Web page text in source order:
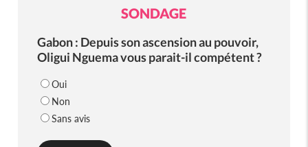
SONDAGE
Gabon : Depuis son ascension au pouvoir,
Oligui Nguema vous parait-il compétent ?
Oui
Non
Sans avis